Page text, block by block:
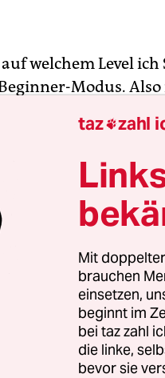
welchem Level ich
Modus. Also
bleiben. Alles
draußen gerade
bleiben. Das
Sie einfach
sehen
spielen. Kann er
taz zahl
Mit
brauchen
einsetzen,
beginnt im
bei taz zahl
die linke,
bevor sie